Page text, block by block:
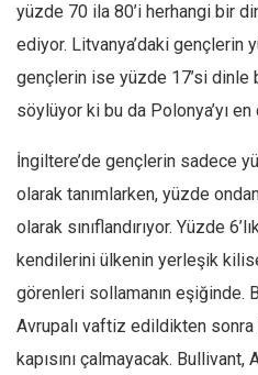
yüzde 70 ila 80’i herhangi bir
ediyor. Litvanya’daki gençlerin
gençlerin ise yüzde 17’si dinle
söylüyor ki bu da Polonya’yı en
İngiltere’de gençlerin sadece
olarak tanımlarken, yüzde
olarak sınıflandırıyor. Yüzde
kendilerini ülkenin yerleşik
görenleri sollamanın eşiğinde.
Avrupalı vaftiz edildikten
kapısını çalmayacak. Bullivant,